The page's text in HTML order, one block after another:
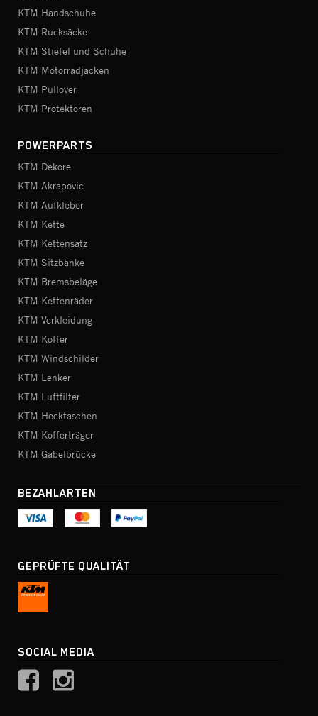
KTM Handschuhe
KTM Rucksäcke
KTM Stiefel und Schuhe
KTM Motorradjacken
KTM Pullover
KTM Protektoren
POWERPARTS
KTM Dekore
KTM Akrapovic
KTM Aufkleber
KTM Kette
KTM Kettensatz
KTM Sitzbänke
KTM Bremsbeläge
KTM Kettenräder
KTM Verkleidung
KTM Koffer
KTM Windschilder
KTM Lenker
KTM Luftfilter
KTM Hecktaschen
KTM Kofferträger
KTM Gabelbrücke
BEZAHLARTEN
GEPRÜFTE QUALITÄT
SOCIAL MEDIA